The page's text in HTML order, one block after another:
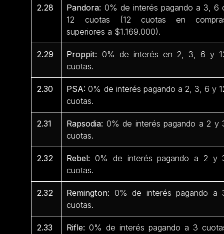
2.28 Pandora: 0% de interés pagando a 3, 6
12 cuotas (12 cuotas en
superiores a $1.169.000).
2.29 Proppit: 0% de interés en 2, 3, 6 y
cuotas.
2.30 PSA: 0% de interés pagando a 2, 3, 6 y
cuotas.
2.31 Rapsodia: 0% de interés pagando a 2 y
cuotas.
2.32 Rebel: 0% de interés pagando a 2 y
cuotas.
2.32 Remington: 0% de interés pagando a
cuotas.
2.33 Rifle:0% de interés pagando a 3